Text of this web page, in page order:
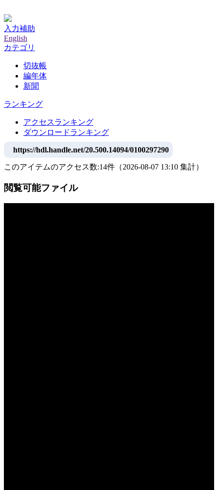
入力補助
English
カテゴリ
切抜帳
編年体
新聞
ランキング
アクセスランキング
ダウンロードランキング
https://hdl.handle.net/20.500.14094/0100297290
このアイテムのアクセス数:14件 （2026-08-07 13:10 集計）
閲覧可能ファイル